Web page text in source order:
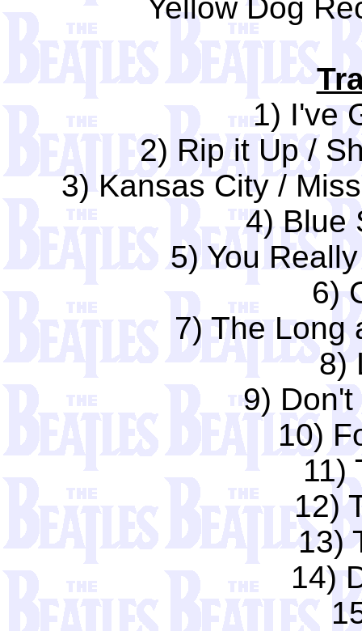
Yellow Dog
1) I've
2) Rip it Up /
3) Kansas City /
4) Blue
5) You
6)
7) The Long
8)
9)
10)
11)
12)
13)
14)